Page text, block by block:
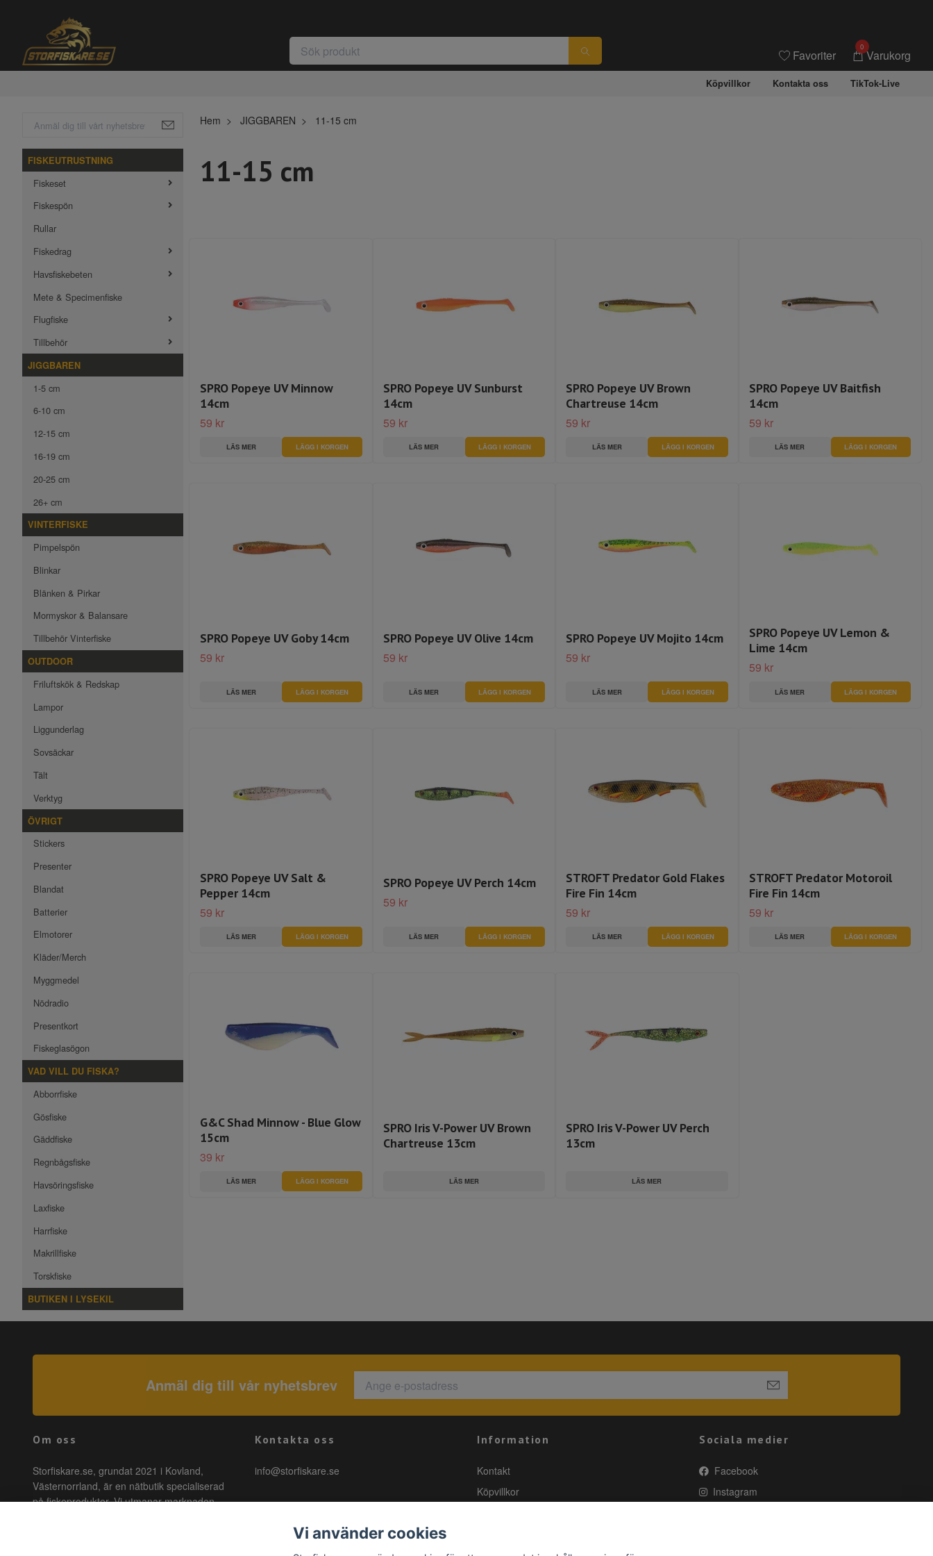
Favoriter
0
Varukorg
Köpvillkor Kontakta oss TikTok-Live
FISKEUTRUSTNING
Fiskeset
Fiskespön
Rullar
Fiskedrag
Havsfiskebeten
Mete & Specimenfiske
Flugfiske
Tillbehör
JIGGBAREN
1-5 cm
6-10 cm
12-15 cm
16-19 cm
20-25 cm
26+ cm
VINTERFISKE
Pimpelspön
Blinkar
Blänken & Pirkar
Mormyskor & Balansare
Tillbehör Vinterfiske
OUTDOOR
Friluftskök & Redskap
Lampor
Liggunderlag
Sovsäckar
Tält
Verktyg
ÖVRIGT
Stickers
Presenter
Blandat
Batterier
Elmotorer
Kläder/Merch
Myggmedel
Nödradio
Presentkort
Fiskeglasögon
VAD VILL DU FISKA?
Abborrfiske
Gösfiske
Gäddfiske
Regnbågsfiske
Havsöringsfiske
Laxfiske
Harrfiske
Makrillfiske
Torskfiske
BUTIKEN I LYSEKIL
Hem JIGGBAREN 11-15 cm
11-15 cm
SPRO Popeye UV Minnow
14cm
59 kr
LÄS MER
SPRO Popeye UV Sunburst
14cm
59 kr
LÄS MER
SPRO Popeye UV Brown
Chartreuse 14cm
59 kr
LÄS MER
SPRO Popeye UV Baitfish
14cm
59 kr
LÄS MER
SPRO Popeye UV Goby 14cm
59 kr
LÄS MER
SPRO Popeye UV Olive 14cm
59 kr
LÄS MER
SPRO Popeye UV Mojito 14cm
59 kr
LÄS MER
SPRO Popeye UV Lemon &
Lime 14cm
59 kr
LÄS MER
SPRO Popeye UV Salt &
Pepper 14cm
59 kr
LÄS MER
SPRO Popeye UV Perch 14cm
59 kr
LÄS MER
STROFT Predator Gold Flakes
Fire Fin 14cm
59 kr
LÄS MER
STROFT Predator Motoroil
Fire Fin 14cm
59 kr
LÄS MER
G&C Shad Minnow - Blue Glow
15cm
39 kr
LÄS MER
SPRO Iris V-Power UV Brown
Chartreuse 13cm
LÄS MER
SPRO Iris V-Power UV Perch
13cm
LÄS MER
Anmäl dig till vår nyhetsbrev
Om oss
Storfiskare.se, grundat 2021 i Kovland,
Västernorrland, är en nätbutik specialiserad
på fiskeprodukter. Vi utmanar marknaden
Kontakta oss
info@storfiskare.se
Information
Kontakt
Köpvillkor
Sociala medier
Facebook
Instagram
Vi använder cookies